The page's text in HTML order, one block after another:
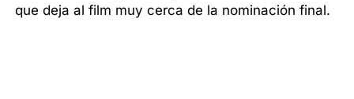
que deja al film muy cerca de la nominación final.